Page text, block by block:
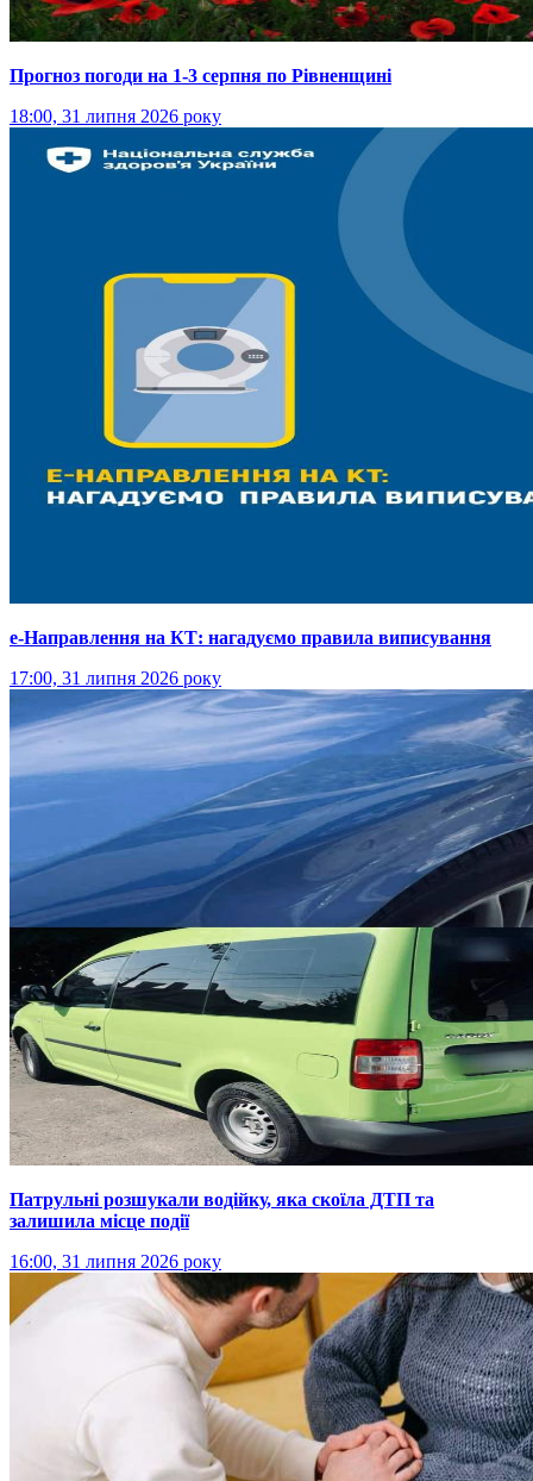
Прогноз погоди на 1-3 серпня по Рівненщині
18:00, 31 липня 2026 року
е-Направлення на КТ: нагадуємо правила виписування
17:00, 31 липня 2026 року
Патрульні розшукали водійку, яка скоїла ДТП та
залишила місце події
16:00, 31 липня 2026 року